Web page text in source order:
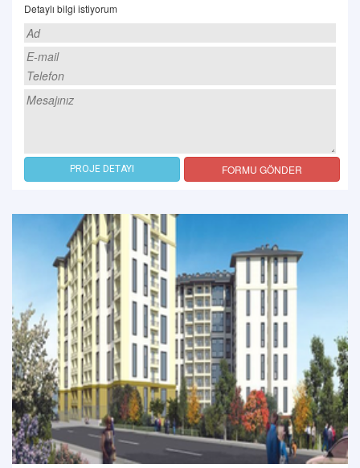
Detaylı bilgi istiyorum
PROJE DETAYI FORMU GÖNDER